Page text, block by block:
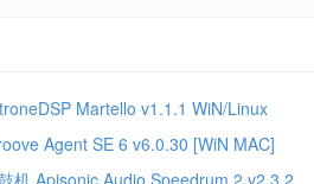
Martello v1.1.1 WiN/Linux
Agent SE 6 v6.0.30 [WiN MAC]
机 Apisonic Audio Speedrum 2 v2.3.2